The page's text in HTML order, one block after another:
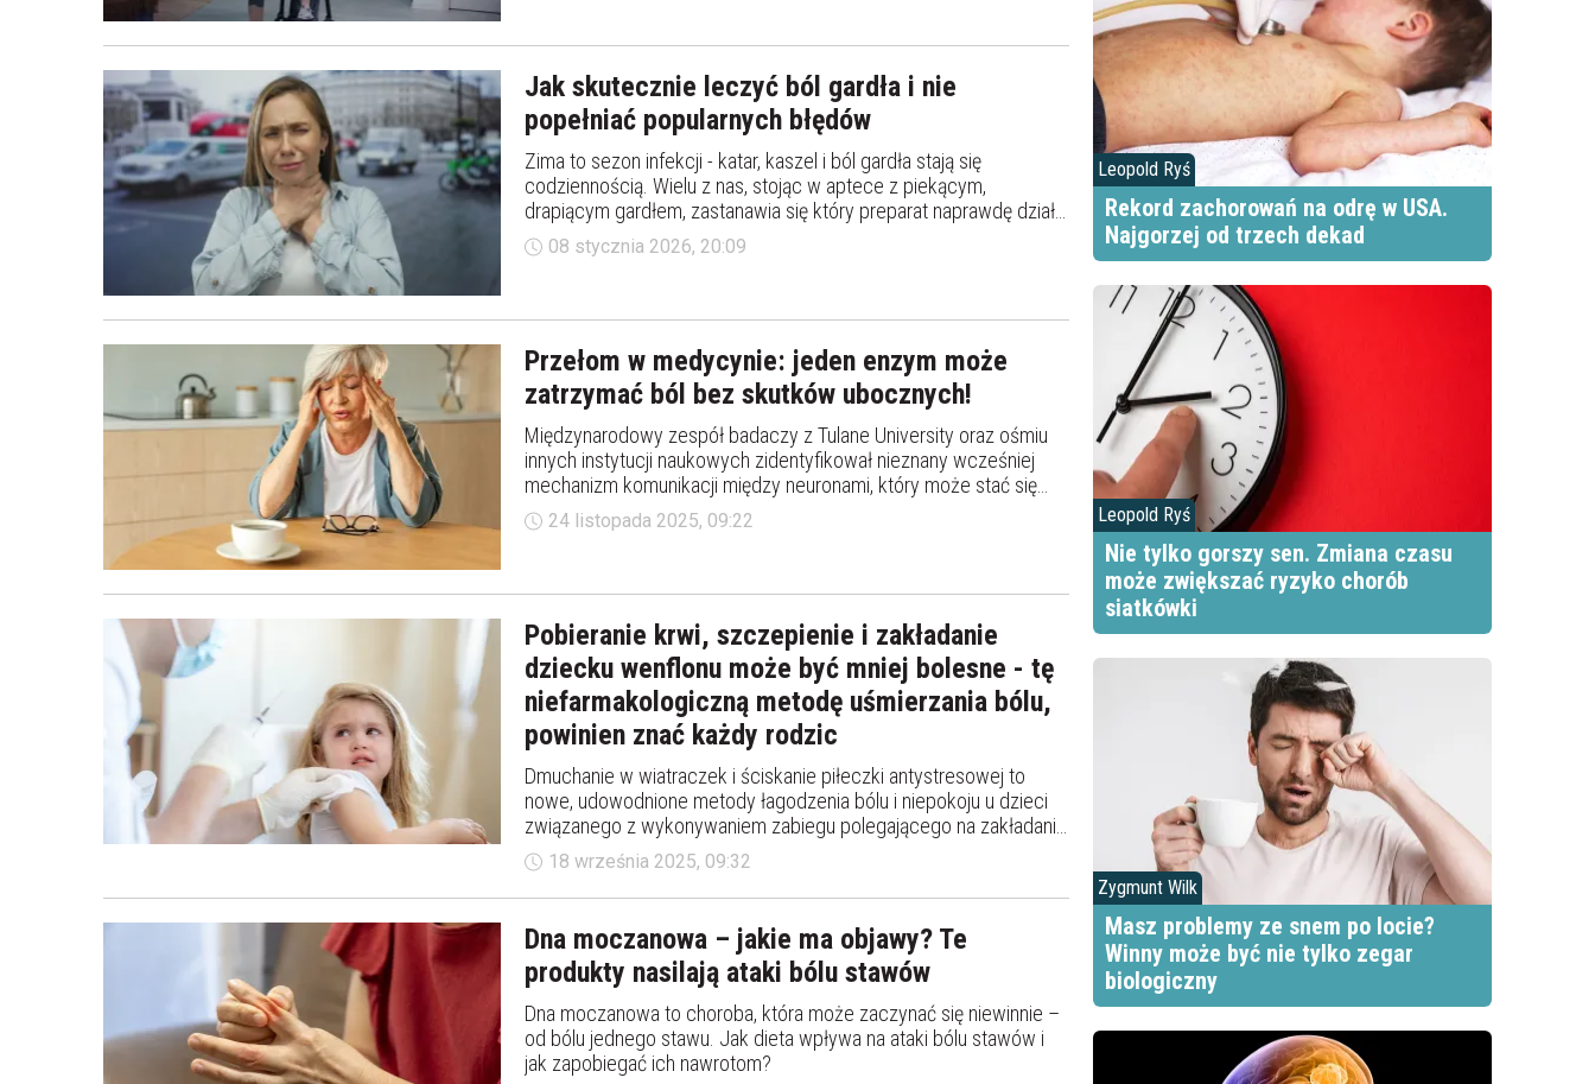
Jak skutecznie leczyć ból gardła i nie
popełniać popularnych błędów
Zima to sezon infekcji - katar, kaszel i ból gardła stają się
codziennością. Wielu z nas, stojąc w aptece z piekącym,
drapiącym gardłem, zastanawia się który preparat naprawdę działa.
Czy w leczeniu bólu gardła wystarczy ciepła herbata i domowe
sposoby, czy lepiej sięgnąć po leki? Kiedy konieczna jest wizyta u
08 stycznia 2026, 20:09
Przełom w medycynie: jeden enzym może
zatrzymać ból bez skutków ubocznych!
Międzynarodowy zespół badaczy z Tulane University oraz ośmiu
innych instytucji naukowych zidentyfikował nieznany wcześniej
mechanizm komunikacji między neuronami, który może stać się
podstawą nowej generacji terapii przeciwbólowych. Odkrycie
dotyczy enzymu VLK, który — jak się okazuje — jest kluczowym
24 listopada 2025, 09:22
Pobieranie krwi, szczepienie i zakładanie
dziecku wenflonu może być mniej bolesne - tę
niefarmakologiczną metodę uśmierzania bólu,
powinien znać każdy rodzic
Dmuchanie w wiatraczek i ściskanie piłeczki antystresowej to
nowe, udowodnione metody łagodzenia bólu i niepokoju u dzieci
związanego z wykonywaniem zabiegu polegającego na zakładaniu
wenflonu. W związku z tym, że opierają się one o uniwersalnej,
bramkowej teorii bólu Melzacka i Wallamechanizm - z
powodzeniem, mogą być również wykorzystywane przez
rodziców przy innych wykonywanych dziecku zabiegach
pielęgniarskich, takich jak pobieranie krwi czy wszelkiego rodzaju
iniekcje.
18 września 2025, 09:32
Dna moczanowa – jakie ma objawy? Te
produkty nasilają ataki bólu stawów
Dna moczanowa to choroba, która może zaczynać się niewinnie –
od bólu jednego stawu. Jak dieta wpływa na ataki bólu stawów i
jak zapobiegać ich nawrotom?
Leopold Ryś
Rekord zachorowań na odrę w USA.
Najgorzej od trzech dekad
Leopold Ryś
Nie tylko gorszy sen. Zmiana czasu
może zwiększać ryzyko chorób
siatkówki
Zygmunt Wilk
Masz problemy ze snem po locie?
Winny może być nie tylko zegar
biologiczny